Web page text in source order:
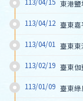
東港鹽
113/04/12 臺東嘉
113/04/01 臺東東
113/02/19 臺東伽
113/01/09 臺東綠